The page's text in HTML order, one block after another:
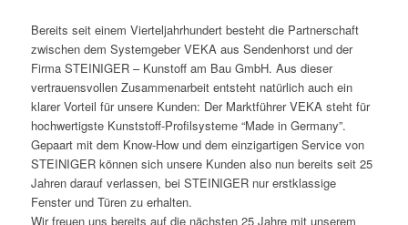
Bereits seit einem Vierteljahrhundert besteht die Partnerschaft
zwischen dem Systemgeber VEKA aus Sendenhorst und der
Firma STEINIGER – Kunstoff am Bau GmbH. Aus dieser
vertrauensvollen Zusammenarbeit entsteht natürlich auch ein
klarer Vorteil für unsere Kunden: Der Marktführer VEKA steht für
hochwertigste Kunststoff-Profilsysteme “Made in Germany”.
Gepaart mit dem Know-How und dem einzigartigen Service von
STEINIGER können sich unsere Kunden also nun bereits seit 25
Jahren darauf verlassen, bei STEINIGER nur erstklassige
Fenster und Türen zu erhalten.
Wir freuen uns bereits auf die nächsten 25 Jahre mit unserem